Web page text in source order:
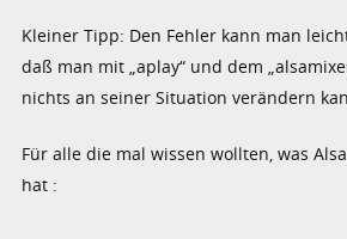
Kleiner Tipp: Den Fehler kann man
daß man mit „aplay“ und dem
nichts an seiner Situation verändern
Für alle die mal wissen wollten, was
hat :